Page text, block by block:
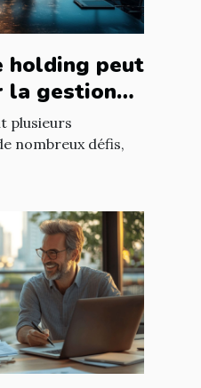
holding peut
la gestion
?
plusieurs
nombreux défis,